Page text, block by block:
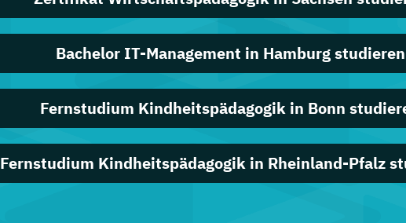
Bachelor IT-Management in Hamburg studieren
Fernstudium Kindheitspädagogik in Bonn
Fernstudium Kindheitspädagogik in Rheinland-Pfalz